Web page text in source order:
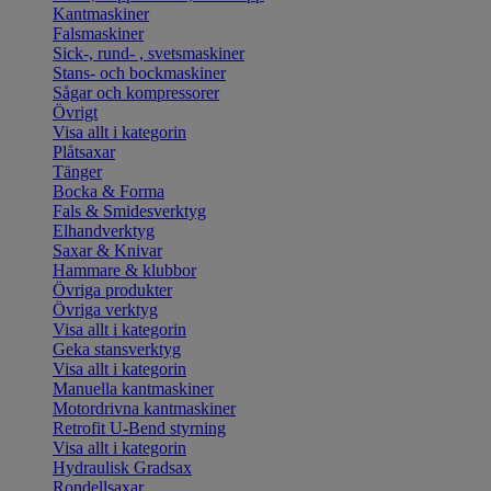
Kantmaskiner
Falsmaskiner
Sick-, rund- , svetsmaskiner
Stans- och bockmaskiner
Sågar och kompressorer
Övrigt
Visa allt i kategorin
Plåtsaxar
Tänger
Bocka & Forma
Fals & Smidesverktyg
Elhandverktyg
Saxar & Knivar
Hammare & klubbor
Övriga produkter
Övriga verktyg
Visa allt i kategorin
Geka stansverktyg
Visa allt i kategorin
Manuella kantmaskiner
Motordrivna kantmaskiner
Retrofit U-Bend styrning
Visa allt i kategorin
Hydraulisk Gradsax
Rondellsaxar